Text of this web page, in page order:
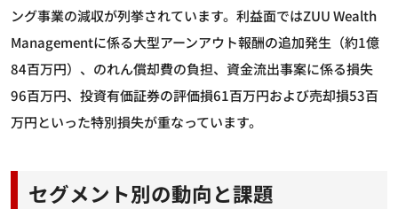
ング事業の減収が列挙されています。利益面ではZUU Wealth
Managementに係る大型アーンアウト報酬の追加発生（約1億
84百万円）、のれん償却費の負担、資金流出事案に係る損失
96百万円、投資有価証券の評価損61百万円および売却損53百
万円といった特別損失が重なっています。
セグメント別の動向と課題